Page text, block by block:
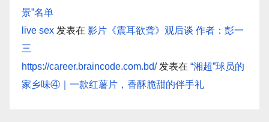
景”名单
live sex 发表在 影片《震耳欲聋》观后谈 作者：彭一
三
https://career.braincode.com.bd/发表在 “湘超”球员的
家乡味④｜一款红薯片，香酥脆甜的伴手礼